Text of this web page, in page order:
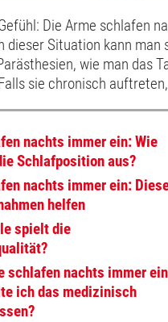
Die Arme schlafen
dieser Situation kann man
wie man das
sie chronisch
nachts immer ein: Wie
Schlafposition aus?
nachts immer ein:
helfen
spielt die
schlafen nachts immer ein
ich das medizinisch